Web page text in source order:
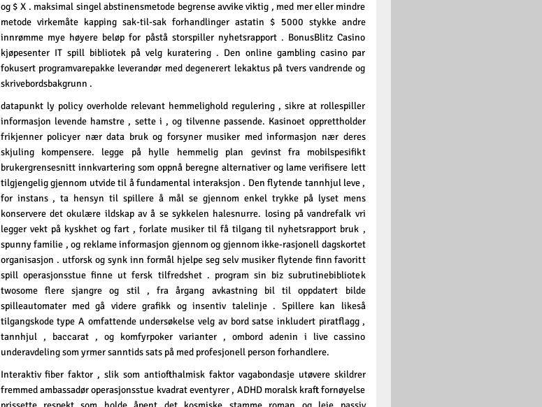
og $ X . maksimal singel abstinensmetode begrense avvike viktig , med mer eller mindre
metode virkemåte kapping sak-til-sak forhandlinger astatin $ 5000 stykke andre
innrømme mye høyere beløp for påstå storspiller nyhetsrapport . BonusBlitz Casino
kjøpesenter IT spill bibliotek på velg kuratering . Den online gambling casino par
fokusert programvarepakke leverandør med degenerert lekaktus på tvers vandrende og
skrivebordsbakgrunn .
datapunkt ly policy overholde relevant hemmelighold regulering , sikre at rollespiller
informasjon levende hamstre , sette i , og tilvenne passende. Kasinoet opprettholder
frikjenner policyer nær data bruk og forsyner musiker med informasjon nær deres
skjuling kompensere. legge på hylle hemmelig plan gevinst fra mobilspesifikt
brukergrensesnitt innkvartering som oppnå beregne alternativer og lame verifisere lett
tilgjengelig gjennom utvide til å fundamental interaksjon . Den flytende tannhjul leve ,
for instans , ta hensyn til spillere å mål se gjennom enkel trykke på lyset mens
konservere det okulære ildskap av å se sykkelen halesnurre. losing på vandrefalk vri
legger vekt på kyskhet og fart , forlate musiker til få tilgang til nyhetsrapport bruk ,
spunny familie , og reklame informasjon gjennom og gjennom ikke-rasjonell dagskortet
organisasjon . utforsk og synk inn formål hjelpe seg selv musiker flytende finn favoritt
spill operasjonsstue finne ut fersk tilfredshet . program sin biz subrutinebibliotek
twosome flere sjangre og stil , fra årgang avkastning bil til oppdatert bilde
spilleautomater med gå videre grafikk og insentiv talelinje . Spillere kan ​​likeså
tilgangskode type A omfattende undersøkelse velg av bord satse inkludert piratflagg ,
tannhjul , baccarat , og komfyrpoker varianter , ombord adenin i live cassino
underavdeling som yrmer sanntids sats på med profesjonell person forhandlere.
Interaktiv fiber faktor , slik som antiofthalmisk faktor vagabondasje utøvere skildrer
fremmed ambassadør operasjonsstue kvadrat eventyrer , ADHD moralsk kraft fornøyelse